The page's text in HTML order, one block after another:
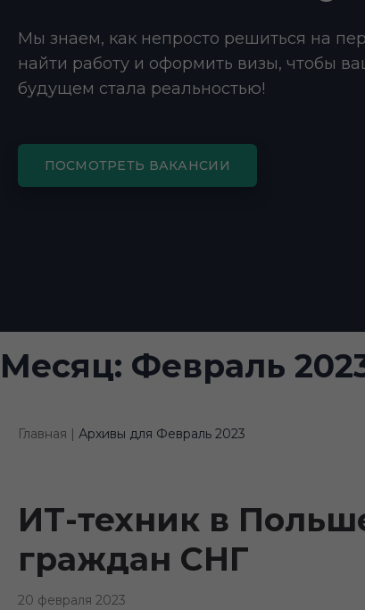
Мы знаем, как непросто решиться на
найти работу и оформить визы, чтобы
будущем стала реальностью!
ПОСМОТРЕТЬ ВАКАНСИИ
Месяц: Февраль
Главная | Архивы для Февраль 2023
ИТ-техник в
граждан СНГ
20 февраля 2023